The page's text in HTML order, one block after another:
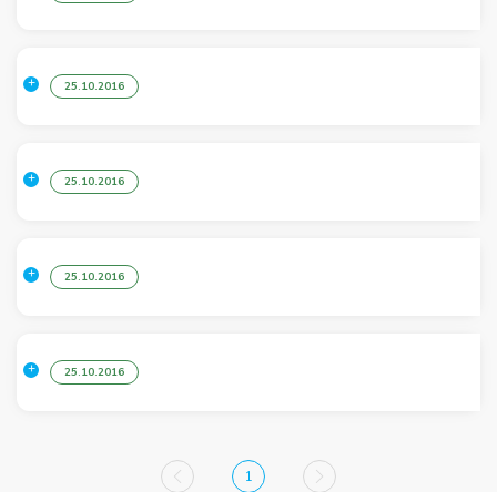
25.10.2016
25.10.2016
25.10.2016
25.10.2016
1